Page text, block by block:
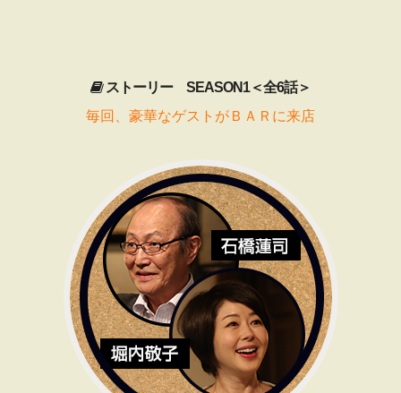
ストーリー SEASON1＜全6話＞
毎回、豪華なゲストがＢＡＲに来店